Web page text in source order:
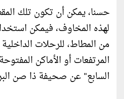
حسنا، يمكن أن تكون تلك
لهذه المخاوف، فيمكن
من المطاط، للرحلات
المرتفعات أو الأماكن
السابع" عن صحيفة ذا صن